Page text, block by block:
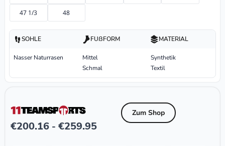
47 1/3 48
SOHLE
Nasser Naturrasen
FUßFORM
Mittel
Schmal
MATERIAL
Synthetik
Textil
€200.16 - €259.95
Zum Shop